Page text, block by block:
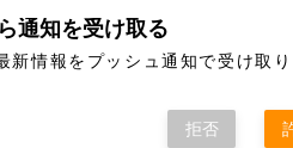
通知を受け取る
情報をプッシュ通知で受け取り
拒否